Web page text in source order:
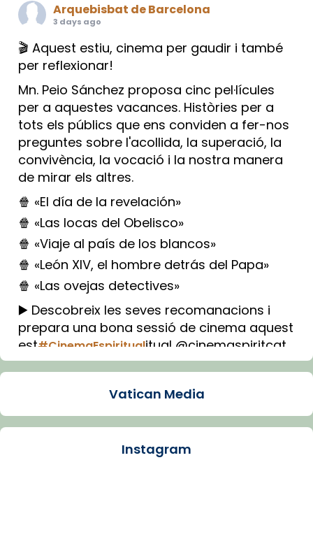
Arquebisbat de Barcelona
3 days ago
🎬 Aquest estiu, cinema per gaudir i també
per reflexionar!
Mn. Peio Sánchez proposa cinc pel·lícules
per a aquestes vacances. Històries per a
tots els públics que ens conviden a fer-nos
preguntes sobre l'acollida, la superació, la
convivència, la vocació i la nostra manera
de mirar els altres.
🍿 «El día de la revelación»
🍿 «Las locas del Obelisco»
🍿 «Viaje al país de los blancos»
🍿 «León XIV, el hombre detrás del Papa»
🍿 «Las ovejas detectives»
▶️ Descobreix les seves recomanacions i
prepara una bona sessió de cinema aquest
est#CinemaEspiritualitual @cinemaspiritcat
Imatge: Generada amb IA (OpenAI)
Arquebisbat de Barcelona
Vatican Media
Instagram